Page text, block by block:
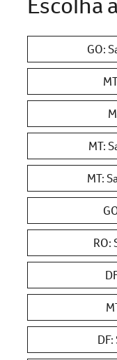
GO:
MT:
MT:
RO: